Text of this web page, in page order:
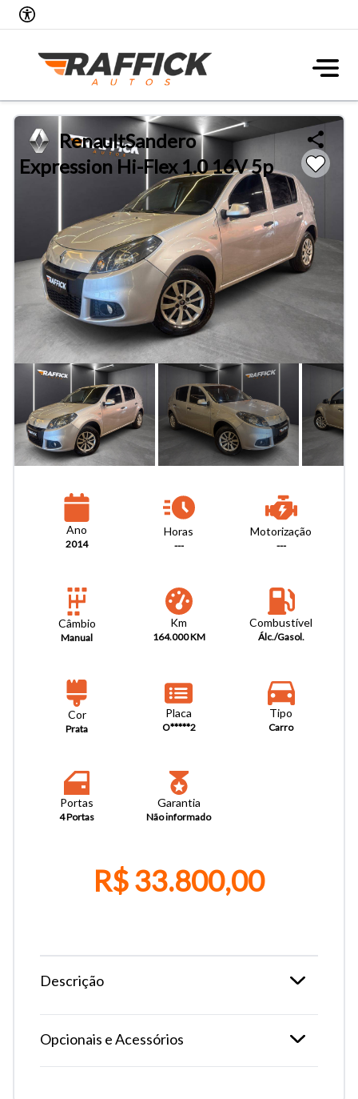
RenaultSandero
Expression Hi-Flex 1.0 16V 5p
Ano
2014
Horas
---
Motorização
---
Câmbio
Manual
Km
164.000 KM
Combustível
Álc./Gasol.
Cor
Prata
Placa
O*****2
Tipo
Carro
Portas
4 Portas
Garantia
Não informado
R$ 33.800,00
Descrição
Opcionais e Acessórios